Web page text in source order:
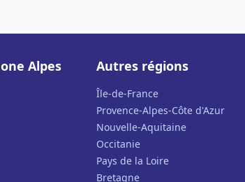
Alpes Autres régions
Île-de-France
Provence-Alpes-Côte d'Azur
Nouvelle-Aquitaine
Occitanie
Pays de la Loire
Bretagne